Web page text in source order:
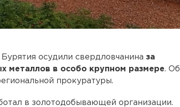
осудили свердловчанина за
металлов в особо крупном размере. Об
прокуратуры.
в золотодобывающей организации.